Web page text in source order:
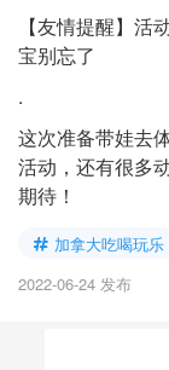
【友情提醒】活
宝别忘了
.
这次准备带娃去
活动，还有很多
期待！
加拿大吃喝玩乐
2022-06-24 发布